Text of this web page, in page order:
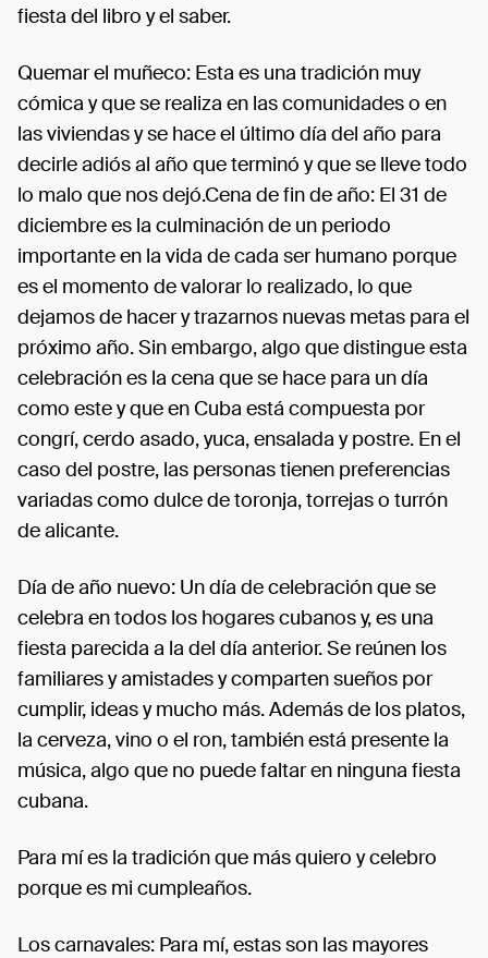
fiesta del libro y el saber.
Quemar el muñeco: Esta es una tradición muy
cómica y que se realiza en las comunidades o en
las viviendas y se hace el último día del año para
decirle adiós al año que terminó y que se lleve todo
lo malo que nos dejó.Cena de fin de año: El 31 de
diciembre es la culminación de un periodo
importante en la vida de cada ser humano porque
es el momento de valorar lo realizado, lo que
dejamos de hacer y trazarnos nuevas metas para el
próximo año. Sin embargo, algo que distingue esta
celebración es la cena que se hace para un día
como este y que en Cuba está compuesta por
congrí, cerdo asado, yuca, ensalada y postre. En el
caso del postre, las personas tienen preferencias
variadas como dulce de toronja, torrejas o turrón
de alicante.
Día de año nuevo: Un día de celebración que se
celebra en todos los hogares cubanos y, es una
fiesta parecida a la del día anterior. Se reúnen los
familiares y amistades y comparten sueños por
cumplir, ideas y mucho más. Además de los platos,
la cerveza, vino o el ron, también está presente la
música, algo que no puede faltar en ninguna fiesta
cubana.
Para mí es la tradición que más quiero y celebro
porque es mi cumpleaños.
Los carnavales: Para mí, estas son las mayores